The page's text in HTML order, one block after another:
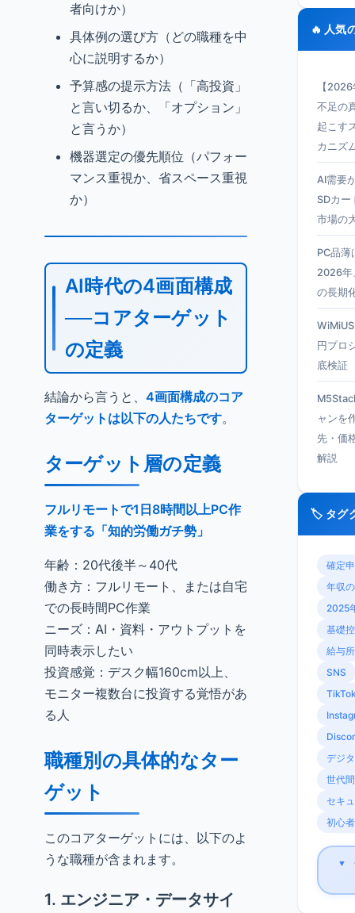
者向けか）
具体例の選び方（どの職種を中
心に説明するか）
予算感の提示方法（「高投資」
と言い切るか、「オプション」
と言うか）
機器選定の優先順位（パフォー
マンス重視か、省スペース重視
か）
AI時代の4画面構成
──コアターゲット
の定義
結論から言うと、 4画面構成のコア
ターゲットは以下の人たちです。
ターゲット層の定義
フルリモートで1日8時間以上PC作
業をする「知的労働ガチ勢」
年齢：20代後半～40代
働き方：フルリモート、または自宅
での長時間PC作業
ニーズ：AI・資料・アウトプットを
同時表示したい
投資感覚：デスク幅160cm以上、
モニター複数台に投資する覚悟があ
る人
職種別の具体的なター
ゲット
このコアターゲットには、以下のよ
うな職種が含まれます。
1. エンジニア・データサイ
🔥 人気
【
不足の
起こす
カニズ
AI需要
SDカー
市場の
PC品薄
2026年
の長期
円プロ
底検証
ャンを
先・価
解説
🏷️ タグ
確定
年収
2025
基礎
給与
SNS
デジ
世代
セキ
初心
▼